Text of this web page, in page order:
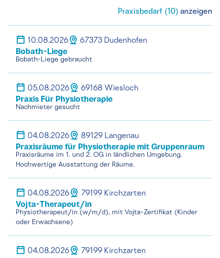
Praxisbedarf (10) anzeigen
10.08.2026 67373 Dudenhofen
Bobath-Liege
Bobath-Liege gebraucht
05.08.2026 69168 Wiesloch
Praxis Für Physiotherapie
Nachmieter gesucht
04.08.2026 89129 Langenau
Praxisräume für Physiotherapie mit Gruppenraum
Praxisräume im 1. und 2. OG in ländlichen Umgebung.
Hochwertige Ausstattung der Räume.
04.08.2026 79199 Kirchzarten
Vojta-Therapeut/in
Physiotherapeut/in (w/m/d), mit Vojta-Zertifikat (Kinder
oder Erwachsene)
04.08.2026 79199 Kirchzarten